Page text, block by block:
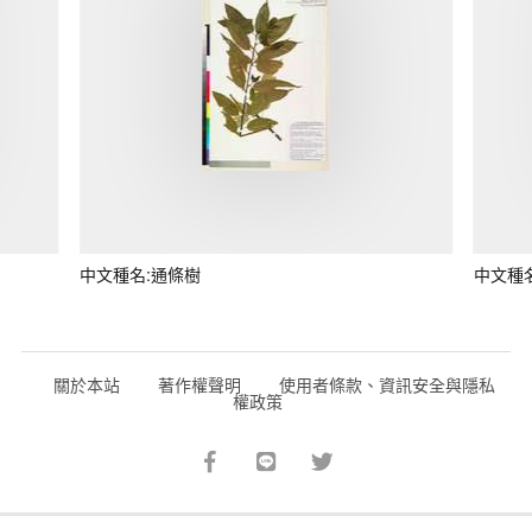
中文種名:通條樹 中文種
關於本站 著作權聲明 使用者條款、資訊安全與隱私
權政策